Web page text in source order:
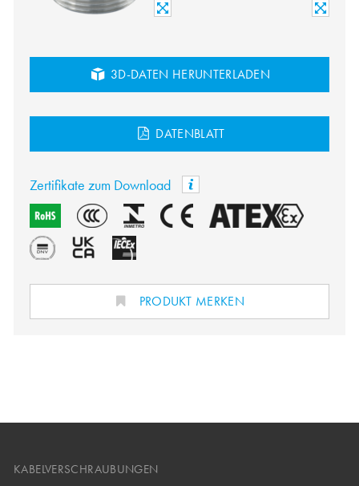
3D-DATEN HERUNTERLADEN
DATENBLATT
Zertifikate zum Download
PRODUKT MERKEN
KABELVERSCHRAUBUNGEN